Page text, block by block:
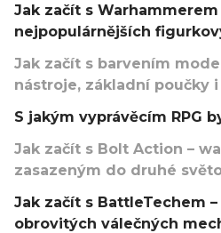
Jak začít s
nejpopulárnějších
Jak začít s barvením
nástroje, základní poučky
S jakým vyprávěcím RPG
Jak začít s Bolt Action –
zasazeným do druhé
Jak začít s BattleTechem
obrovitých válečných